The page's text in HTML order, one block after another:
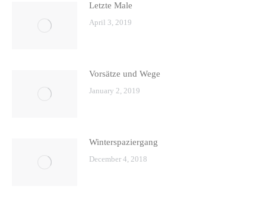
Letzte Male
April 3, 2019
Vorsätze und Wege
January 2, 2019
Winterspaziergang
December 4, 2018